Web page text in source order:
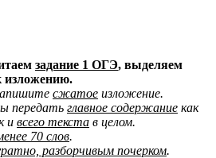
задание 1 ОГЭ, выделяем
изложению.
сжатое изложение.
передать главное содержание как
и всего текста в целом.
70 слов.
разборчивым почерком.